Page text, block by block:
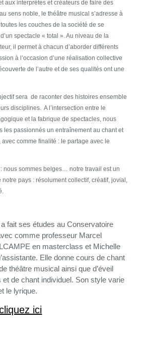
aux interprètes et créateurs de faire des
sens noble, le théâtre musical s’adresse à
les couches de la société de se
spectacle « total ». Au niveau de la
il permet à chacun d’aborder différents
à l’occasion d’une réalisation collective
de l’autre et de ses qualités ont une
sera de raconter des histoires ensemble
disciplines. A l’intersection entre le
et la fabrique de spectacles, nous
les passionnés un entraînement au chant et
avec comme finalité : le partage avec le
nous sommes belges… notre travail est un
notre pays : résolument collectif, créatif, jovial,
fait ses études au Conservatoire
comme professeur Marcel
en masterclass et Michelle
Elle donne cours de chant
théâtre musical ainsi que d’éveil
de chant individuel. Son style varie
le lyrique.
ici